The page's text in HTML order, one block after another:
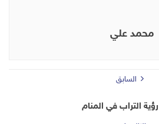
محمد علي
السابق
التراب في المنام